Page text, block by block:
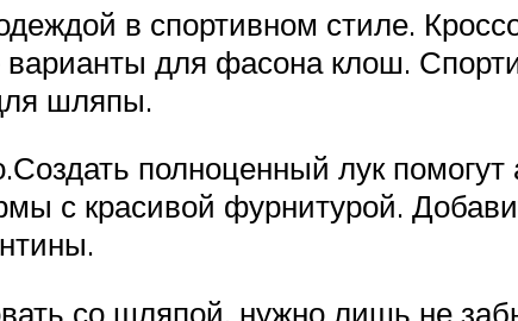
в спортивном стиле.
для фасона клош.
шляпы.
полноценный лук
с красивой фурнитурой.
со шляпой, нужно лишь не